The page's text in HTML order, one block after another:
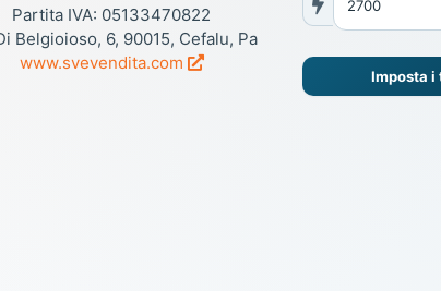
Partita IVA: 05133470822
Belgioioso, 6, 90015, Cefalu, Pa
www.svevendita.com
Imposta i